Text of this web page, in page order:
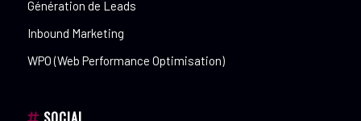
Génération de Leads
Inbound Marketing
WPO (Web Performance Optimisation)
SOCIAL